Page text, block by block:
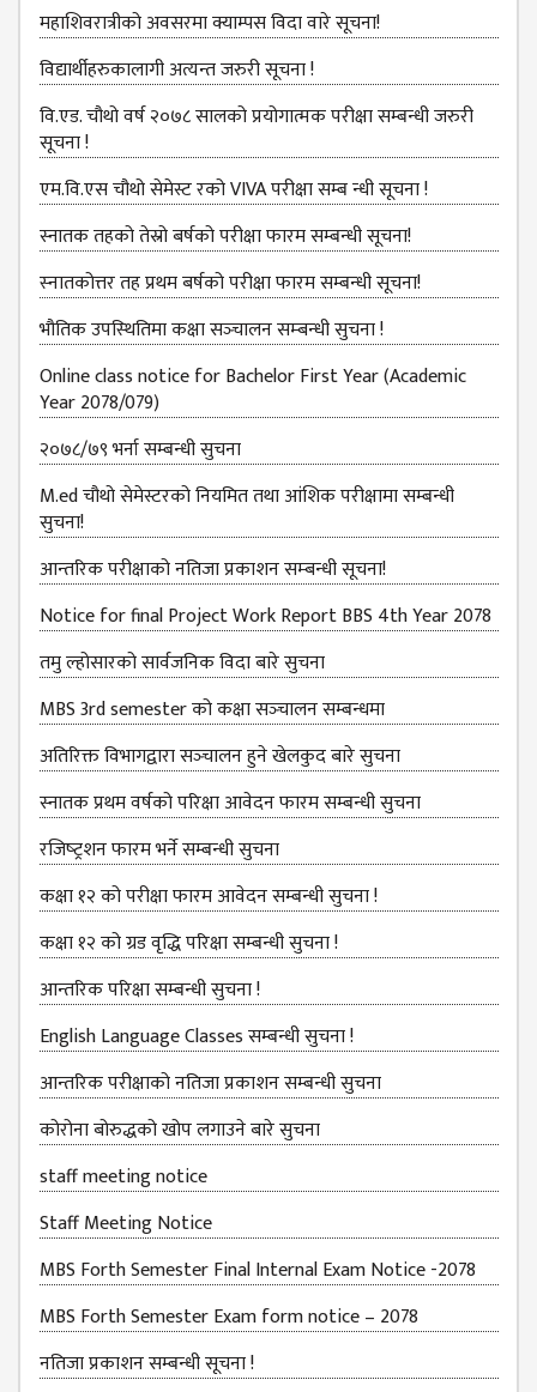
HUMANITIES (BA)
BA FIRST YEAR
BA SECOND YEAR
BA THIRD YEAR
BA FOURTH YEAR
EDUCATION(B.ED)
B.ED FIRST YEAR
B.ED SECOND YEAR
B.ED THIRD YEAR
B.ED FOURTH YEAR
ONE YEAR B.ED
EDUCATION(M.ED)
M.ED FIRST
SEMESTERS
M.ED SECOND
SEMESTERS
M.ED THIRD
SEMESTERS
M.ED FOURTH
SEMESTERS
MANAGEMENT
SEMESTERS
MBS SECOND
SEMESTERS
MBS THIRD
SEMESTERS
MBS FOURTH
SEMESTERS
DOWNLOAD
PROJECTED FOR
STUDENTS
CLASS ROUTINE
EXAM ROUTINE
महाशिवरात्रीको अवसरमा क्याम्पस विदा वारे सूचना!
विद्यार्थीहरुकालागी अत्यन्त जरुरी सूचना !
वि.एड. चौथो वर्ष २०७८ सालको प्रयोगात्मक परीक्षा सम्बन्धी जरुरी
सूचना !
एम.वि.एस चौथो सेमेस्ट रको VIVA परीक्षा सम्ब न्धी सूचना !
स्नातक तहको तेस्रो बर्षको परीक्षा फारम सम्बन्‍धी सूचना!
स्‍नातकोत्तर तह प्रथम बर्षको परीक्षा फारम सम्बन्‍धी सूचना!
भौतिक उपस्‍थितिमा कक्षा सञ्‍चालन सम्‍बन्‍धी सुचना !
Online class notice for Bachelor First Year (Academic
Year 2078/079)
२०७८/७९ भर्ना सम्बन्धी सुचना
M.ed चौथो सेमेस्टरको नियमित तथा आंशिक परीक्षामा सम्बन्धी
सुचना!
आन्‍तरिक परीक्षाको नतिजा प्रकाशन सम्‍बन्धी सूचना!
Notice for final Project Work Report BBS 4th Year 2078
तमु ल्होसारको सार्वजनिक विदा बारे सुचना
MBS 3rd semester को कक्षा सञ्‍चालन सम्बन्धमा
अतिरिक्त विभागद्वारा सञ्‍चालन हुने खेलकुद बारे सुचना
स्नातक प्रथम वर्षको परिक्षा आवेदन फारम सम्बन्धी सुचना
रजिष्‍ट्रशन फारम भर्ने सम्बन्धी सुचना
कक्षा १२ को परीक्षा फारम आवेदन सम्बन्धी सुचना !
कक्षा १२ को ग्रड वृद्धि परिक्षा सम्बन्धी सुचना !
आन्तरिक परिक्षा सम्बन्धी सुचना !
English Language Classes सम्बन्धी सुचना !
आन्तरिक परीक्षाको नतिजा प्रकाशन सम्बन्धी सुचना
कोरोना बोरुद्धको खोप लगाउने बारे सुचना
staff meeting notice
Staff Meeting Notice
MBS Forth Semester Final Internal Exam Notice -2078
MBS Forth Semester Exam form notice – 2078
नतिजा प्रकाशन सम्बन्धी सूचना !